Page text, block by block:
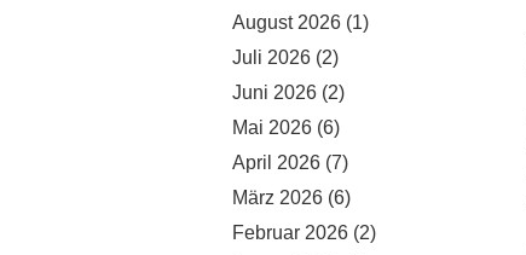
August 2026 (1)
Juli 2026 (2)
Juni 2026 (2)
Mai 2026 (6)
April 2026 (7)
März 2026 (6)
Februar 2026 (2)